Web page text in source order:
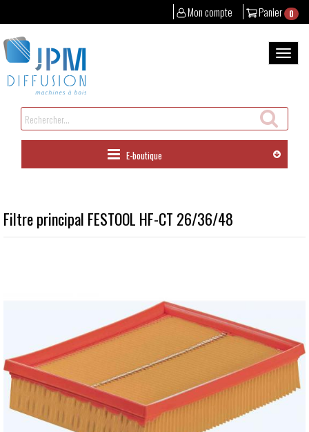
Panier 0
Mon compte
au
contenu
la
Rechercher
un
produit
E-boutique
Filtre principal FESTOOL HF-CT 26/36/48